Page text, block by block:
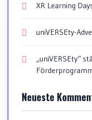
XR Learning
uniVERSEty-
„uniVERSEty“
Neueste